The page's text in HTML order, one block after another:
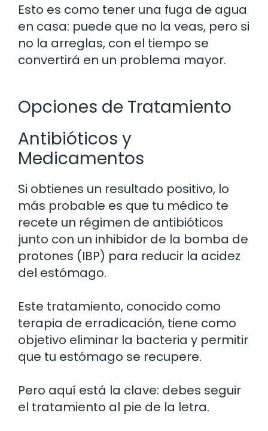
Esto es como tener una fuga de agua
en casa: puede que no la veas, pero si
no la arreglas, con el tiempo se
convertirá en un problema mayor.
Opciones de Tratamiento
Antibióticos y
Medicamentos
Si obtienes un resultado positivo, lo
más probable es que tu médico te
recete un régimen de antibióticos
junto con un inhibidor de la bomba de
protones (IBP) para reducir la acidez
del estómago.
Este tratamiento, conocido como
terapia de erradicación, tiene como
objetivo eliminar la bacteria y permitir
que tu estómago se recupere.
Pero aquí está la clave: debes seguir
el tratamiento al pie de la letra.